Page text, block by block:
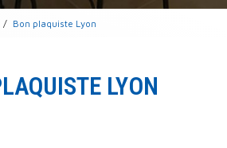
Bon plaquiste Lyon
LYON